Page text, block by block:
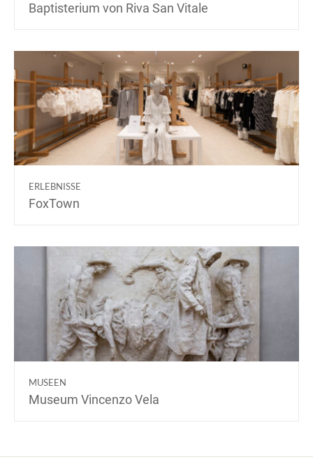
Baptisterium von Riva San Vitale
ERLEBNISSE
FoxTown
MUSEEN
Museum Vincenzo Vela